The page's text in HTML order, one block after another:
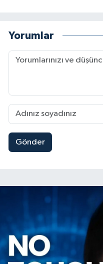
Yorumlar
Gönder